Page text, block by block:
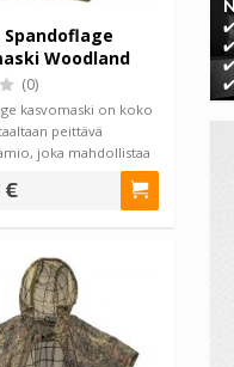
Woodland
(0)
kasvomaski on koko
peittävä
joka mahdollistaa
€
✔️
✔️
✔️
✔️